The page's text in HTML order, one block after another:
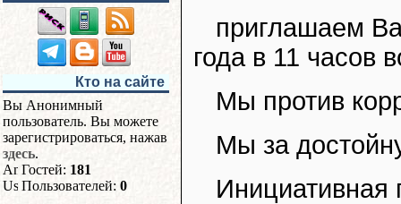
Кто на сайте
Вы Анонимный
пользователь. Вы можете
зарегистрироваться, нажав
здесь.
Гостей: 181
Пользователей: 0
приглашаем
года в 11 часов
Мы против
Мы за
Инициативная